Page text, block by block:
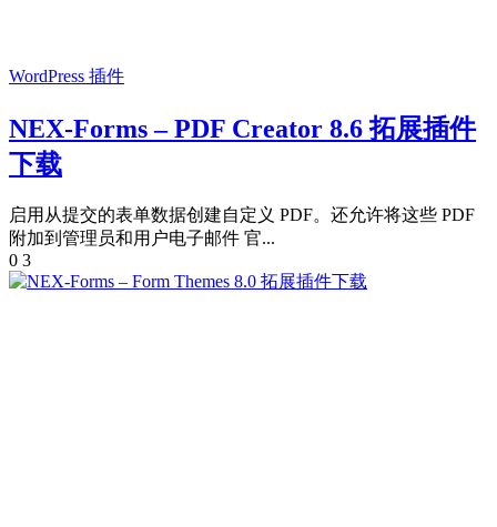
WordPress 插件
NEX-Forms – PDF Creator 8.6 拓展插件
下载
启用从提交的表单数据创建自定义 PDF。还允许将这些 PDF
附加到管理员和用户电子邮件 官...
0 3